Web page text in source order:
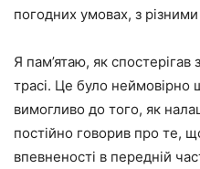
погодних умовах, з
Я пам’ятаю, як спостерігав
трасі. Це було
вимогливо до того, як
постійно говорив про те,
впевненості в передній